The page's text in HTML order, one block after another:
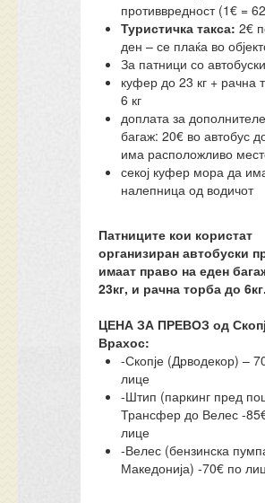
противвредност (1€ =
Туристичка такса: 2€
ден – се плаќа во
За патници со
куфер до 23 кг + рачна
6 кг
доплата за
багаж: 20€ во автобус
има расположливо
секој куфер мора да
налепница од водичот
Патниците кои користат
организиран автобуски
имаат право на еден
23кг, и рачна торба до 6кг.
ЦЕНА ЗА ПРЕВОЗ од
Врахос:
-Скопје (Дрводекор) –
лице
-Штип (паркинг пред
Трансфер до Велес -
лице
-Велес (бензинска
Македонија) -70€ по